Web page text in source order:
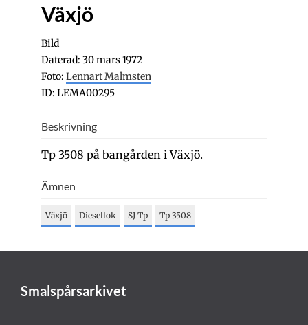
Växjö
Bild
Daterad: 30 mars 1972
Foto: Lennart Malmsten
ID: LEMA00295
Beskrivning
Tp 3508 på bangården i Växjö.
Ämnen
Växjö Diesellok SJ Tp Tp 3508
Smalspårsarkivet